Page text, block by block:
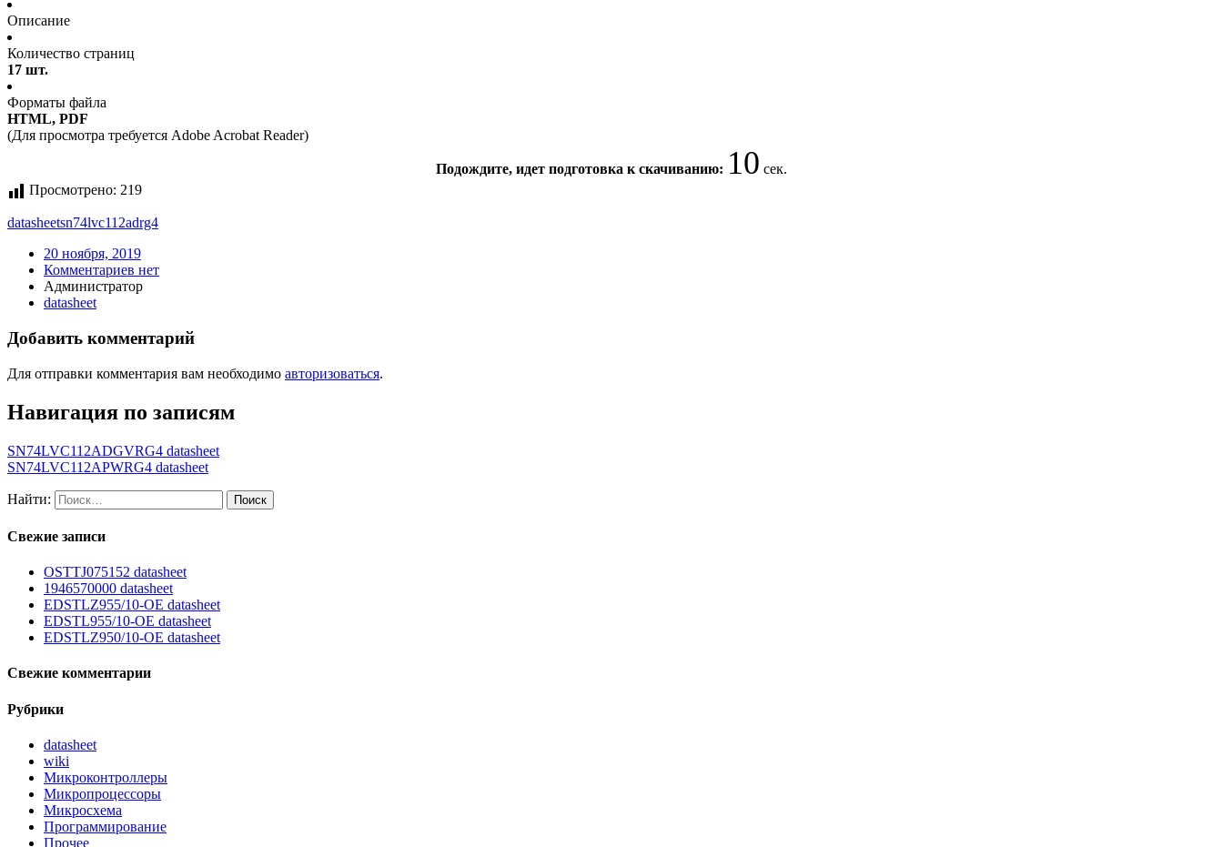
Описание
Количество страниц
17 шт.
Форматы файла
HTML, PDF
(Для просмотра требуется Adobe Acrobat Reader)
Подождите, идет подготовка к скачиванию: 10 сек.
Просмотрено: 219
datasheetsn74lvc112adrg4
20 ноября, 2019
Комментариев нет
Администратор
datasheet
Добавить комментарий
Для отправки комментария вам необходимо авторизоваться.
Навигация по записям
SN74LVC112ADGVRG4 datasheet
SN74LVC112APWRG4 datasheet
Найти:
Свежие записи
OSTTJ075152 datasheet
1946570000 datasheet
EDSTLZ955/10-OE datasheet
EDSTL955/10-OE datasheet
EDSTLZ950/10-OE datasheet
Свежие комментарии
Рубрики
datasheet
wiki
Микроконтроллеры
Микропроцессоры
Микросхема
Программирование
Прочее